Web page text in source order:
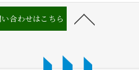
合わせはこちら